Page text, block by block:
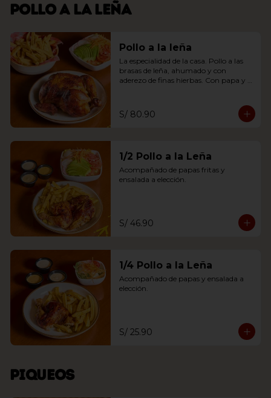
Pollo a la leña
Pollo a la leña
La especialidad de la casa. Pollo a las
brasas de leña, ahumado y con
aderezo de finas hierbas. Con papa y
S/ 80.90
1/2 Pollo a la Leña
Acompañado de papas fritas y
ensalada a elección.
S/ 46.90
1/4 Pollo a la Leña
Acompañado de papas y ensalada a
elección.
S/ 25.90
Piqueos